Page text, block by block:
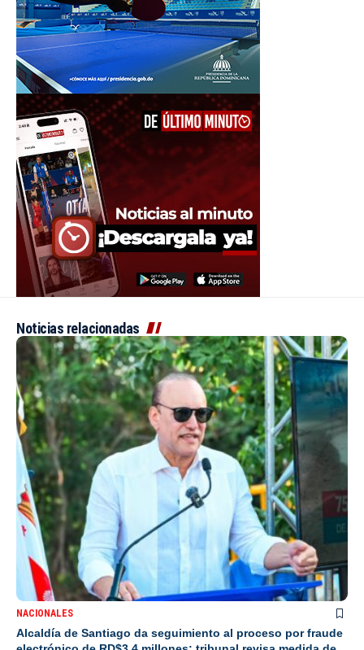
Noticias relacionadas
NACIONALES
Alcaldía de Santiago da seguimiento al proceso por fraude